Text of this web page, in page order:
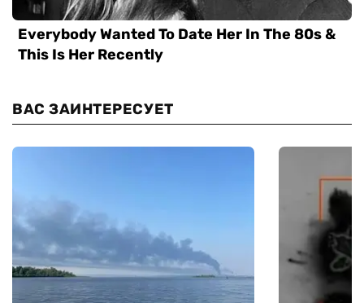
ВАС ЗАИНТЕРЕСУЕТ